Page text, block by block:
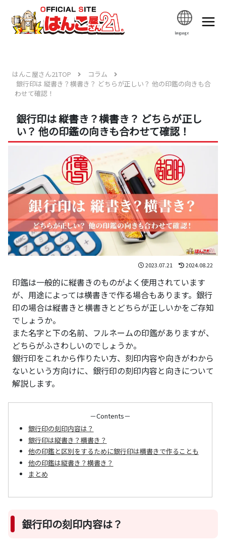
language
はんこ屋さん21TOP
コラム
銀行印は 縦書き？横書き？ どちらが正しい？ 他の印鑑の向きも合
わせて確認！
銀行印は 縦書き？横書き？ どちらが正し
い？ 他の印鑑の向きも合わせて確認！
2023.07.21 2024.08.22
印鑑は一般的に縦書きのものがよく使用されています
が、用途によっては横書きで作る場合もあります。銀行
印の場合は縦書きと横書きとどちらが正しいかをご存知
でしょうか。
また名字と下の名前、フルネームの印鑑がありますが、
どちらがふさわしいのでしょうか。
銀行印をこれから作りたい方、刻印内容や向きがわから
ないという方向けに、銀行印の刻印内容と向きについて
解説します。
－Contents－
銀行印の刻印内容は？
銀行印は縦書き？横書き？
他の印鑑と区別をするために銀行印は横書きで作ることも
他の印鑑は縦書き？横書き？
まとめ
銀行印の刻印内容は？